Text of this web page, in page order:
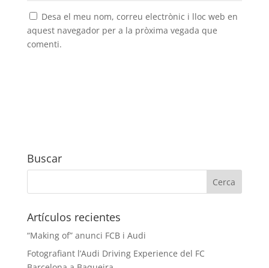
Desa el meu nom, correu electrònic i lloc web en
aquest navegador per a la pròxima vegada que
comenti.
Buscar
Artículos recientes
“Making of” anunci FCB i Audi
Fotografiant l’Audi Driving Experience del FC